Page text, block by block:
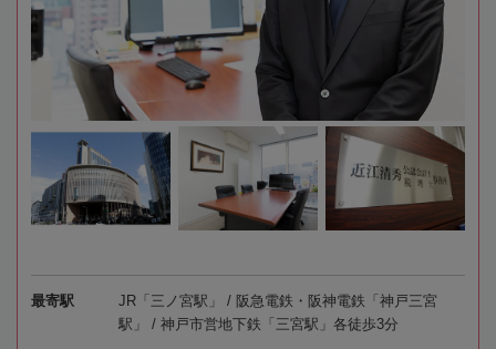
最寄駅
JR「三ノ宮駅」 / 阪急電鉄・阪神電鉄「神戸三宮
駅」 / 神戸市営地下鉄「三宮駅」各徒歩3分